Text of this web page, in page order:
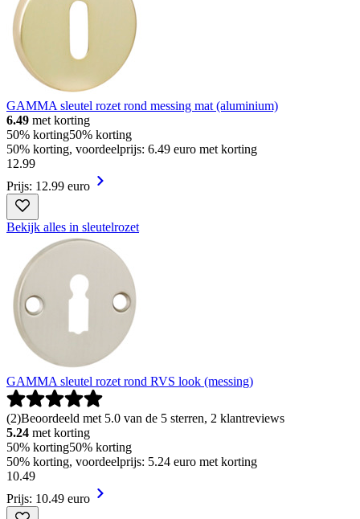
GAMMA sleutel rozet rond messing mat (aluminium)
6.49 met korting
50% korting50% korting
50% korting, voordeelprijs: 6.49 euro met korting
12.99
Prijs: 12.99 euro
Bekijk alles in sleutelrozet
GAMMA sleutel rozet rond RVS look (messing)
(2)Beoordeeld met 5.0 van de 5 sterren, 2 klantreviews
5.24 met korting
50% korting50% korting
50% korting, voordeelprijs: 5.24 euro met korting
10.49
Prijs: 10.49 euro